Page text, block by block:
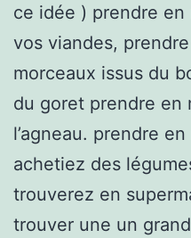
ce idée ) prendre en
vos viandes,
morceaux issus du
du goret prendre en
l’agneau. prendre
achetiez des
trouverez en
trouver une un